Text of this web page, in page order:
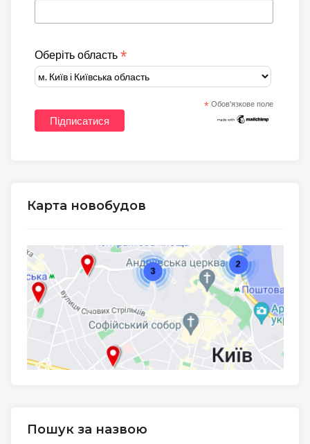
Оберіть область *
* Обов'язкове поле
Карта новобудов
Пошук за назвою